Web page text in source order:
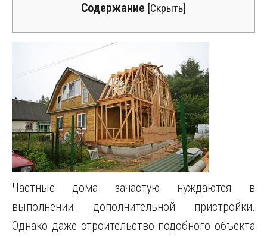
Содержание [Скрыть]
Частные дома зачастую нуждаются в
выполнении дополнительной пристройки.
Однако даже строительство подобного объекта